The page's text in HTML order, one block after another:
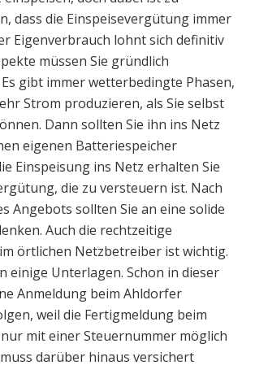
dass die Einspeisevergütung immer
Eigenverbrauch lohnt sich definitiv
müssen Sie gründlich
gibt immer wetterbedingte Phasen,
Strom produzieren, als Sie selbst
Dann sollten Sie ihn ins Netz
eigenen Batteriespeicher
Einspeisung ins Netz erhalten Sie
die zu versteuern ist. Nach
Angebots sollten Sie an eine solide
Auch die rechtzeitige
örtlichen Netzbetreiber ist wichtig.
einige Unterlagen. Schon in dieser
Anmeldung beim Ahldorfer
weil die Fertigmeldung beim
mit einer Steuernummer möglich
darüber hinaus versichert